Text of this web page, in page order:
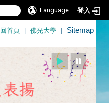
Language 登入
回首頁 | 佛光大學 | Sitemap